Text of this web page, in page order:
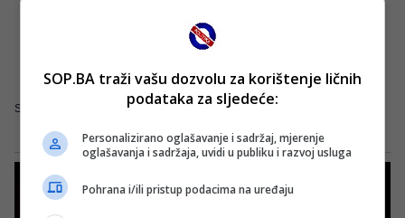
Standings provided by Sofascore
SOP.BA traži vašu dozvolu za korištenje ličnih
podataka za sljedeće:
Personalizirano oglašavanje i sadržaj, mjerenje
oglašavanja i sadržaja, uvidi u publiku i razvoj usluga
Pohrana i/ili pristup podacima na uređaju